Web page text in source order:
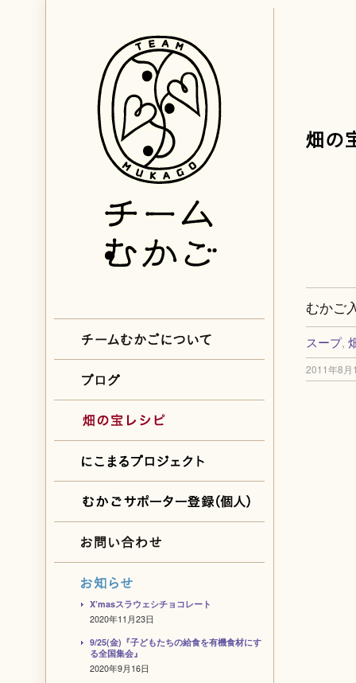
むかご
スープ,
2011年8月
X’masスラウェシチョコレート
2020年11月23日
9/25(金)『子どもたちの給食を有機食材にす
る全国集会』
2020年9月16日